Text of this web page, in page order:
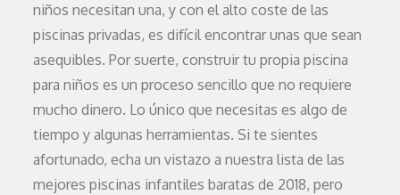
niños necesitan una, y con el alto coste de las
piscinas privadas, es difícil encontrar unas que sean
asequibles. Por suerte, construir tu propia piscina
para niños es un proceso sencillo que no requiere
mucho dinero. Lo único que necesitas es algo de
tiempo y algunas herramientas. Si te sientes
afortunado, echa un vistazo a nuestra lista de las
mejores piscinas infantiles baratas de 2018, pero